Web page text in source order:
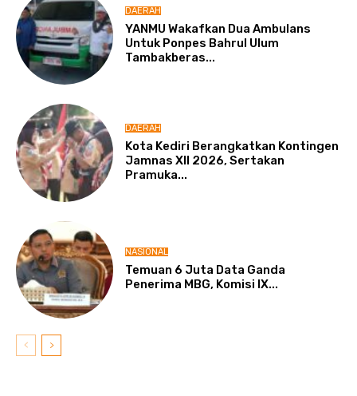
DAERAH
YANMU Wakafkan Dua Ambulans
Untuk Ponpes Bahrul Ulum
Tambakberas...
DAERAH
Kota Kediri Berangkatkan Kontingen
Jamnas XII 2026, Sertakan
Pramuka...
NASIONAL
Temuan 6 Juta Data Ganda
Penerima MBG, Komisi IX...